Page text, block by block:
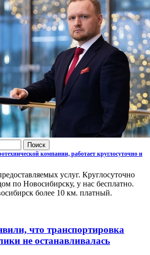
компании, работает круглосуточно и
услуг. Круглосуточно
по Новосибирску, у нас бесплатно.
более 10 км. платный.
что транспортировка
не останавливалась